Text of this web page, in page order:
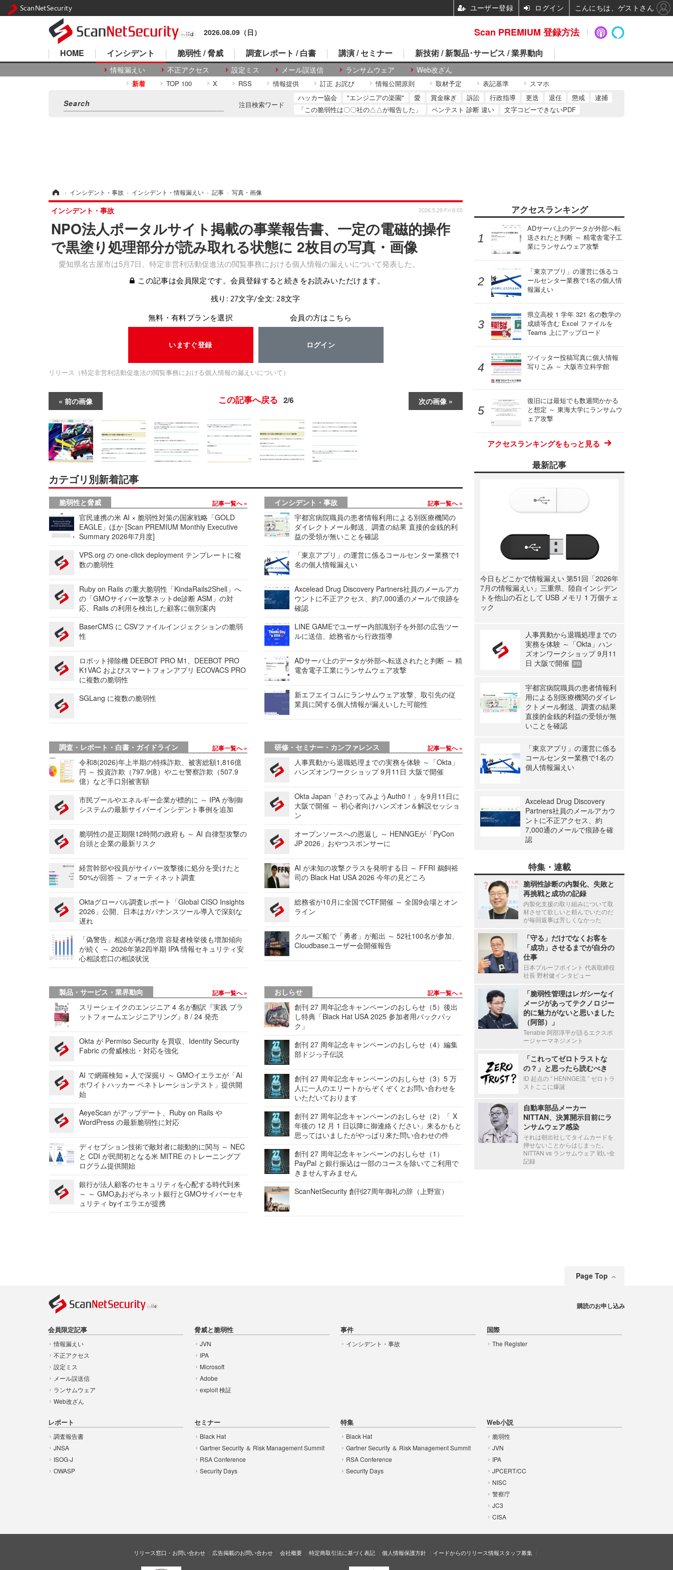
2026.08.09（日）
HOME インシデント
情報漏えい 不正アクセス 設定ミス メール誤送信 ランサムウェア Web改ざん
脆弱性 / 脅威 調査レポート / 白書 講演 / セミナー 新技術 / 新製品･サービス / 業界動向
新着 TOP 100 X RSS 情報提供 訂正 お詫び 情報公開原則 取材予定 表記基準 スマホ
注目検索ワード
ハッカー協会 "エンジニアの楽園" 愛 賞金稼ぎ 訴訟 行政指導 更迭 退任 懲戒
逮捕
「この脆弱性は〇〇社の△△が報告した」
ペンテスト 診断 違い 文字コピーできないPDF
› インシデント・事故 › インシデント・情報漏えい › 記事 › 写真・画像
NPO法人ポータルサイト掲載の事業報告書、一定の電磁的操作
で黒塗り処理部分が読み取れる状態に 2枚目の写真・画像
愛知県名古屋市は5月7日、特定非営利活動促進法の閲覧事務における個人情報の漏えいについて発表した。
インシデント・事故 2026.5.29 Fri 8:05
この記事は会員限定です。会員登録すると続きをお読みいただけます。
残り: 27文字/全文: 28文字
無料・有料プランを選択
いますぐ登録
会員の方はこちら
ログイン
リリース（特定非営利活動促進法の閲覧事務における個人情報の漏えいについて）
前の画像 次の画像
この記事へ戻る 2/6
カテゴリ別新着記事
脆弱性と脅威 記事一覧へ
官民連携の米 AI × 脆弱性対策の国家戦略「GOLD
EAGLE」ほか [Scan PREMIUM Monthly Executive
Summary 2026年7月度]
VPS.org の one-click deployment テンプレートに複
数の脆弱性
Ruby on Rails の重大脆弱性「KindaRails2Shell」へ
の「GMOサイバー攻撃ネットde診断 ASM」の対
応、Rails の利用を検出した顧客に個別案内
BaserCMS に CSVファイルインジェクションの脆弱
性
ロボット掃除機 DEEBOT PRO M1、DEEBOT PRO
K1VAC およびスマートフォンアプリ ECOVACS PRO
に複数の脆弱性
SGLang に複数の脆弱性
インシデント・事故 記事一覧へ
宇都宮病院職員の患者情報利用による別医療機関の
ダイレクトメール郵送、調査の結果 直接的金銭的利
益の受領が無いことを確認
「東京アプリ」の運営に係るコールセンター業務で1
名の個人情報漏えい
Axcelead Drug Discovery Partners社員のメールアカ
ウントに不正アクセス、約7,000通のメールで痕跡を
確認
LINE GAMEでユーザー内部識別子を外部の広告ツー
ルに送信、総務省から行政指導
ADサーバ上のデータが外部へ転送されたと判断 ～ 精
電舎電子工業にランサムウェア攻撃
新エフエイコムにランサムウェア攻撃、取引先の従
業員に関する個人情報が漏えいした可能性
調査・レポート・白書・ガイドライン 記事一覧へ
令和8(2026)年上半期の特殊詐欺、被害総額1,816億
円 ～ 投資詐欺（797.9億）やニセ警察詐欺（507.9
億）など手口別被害額
市民プールやエネルギー企業が標的に ～ IPA が制御
システムの最新サイバーインシデント事例を追加
脆弱性の是正期限12時間の政府も ～ AI 自律型攻撃の
台頭と企業の最新リスク
経営幹部や役員がサイバー攻撃後に処分を受けたと
50%が回答 ～ フォーティネット調査
Oktaグローバル調査レポート「Global CISO Insights
2026」公開、日本はガバナンスツール導入で深刻な
遅れ
「偽警告」相談が再び急増 容疑者検挙後も増加傾向
が続く ～ 2026年第2四半期 IPA 情報セキュリティ安
心相談窓口の相談状況
研修・セミナー・カンファレンス 記事一覧へ
人事異動から退職処理までの実務を体験 ～「Okta」
ハンズオンワークショップ 9月11日 大阪で開催
Okta Japan「さわってみようAuth0！」を9月11日に
大阪で開催 ～ 初心者向けハンズオン＆解説セッショ
ン
オープンソースへの恩返し ～ HENNGEが「PyCon
JP 2026」おやつスポンサーに
AI が未知の攻撃クラスを発明する日 ～ FFRI 鵜飼裕
司の Black Hat USA 2026 今年の見どころ
総務省が10月に全国でCTF開催 ～ 全国9会場とオン
ライン
クルーズ船で「勇者」が船出 ～ 52社100名が参加、
Cloudbaseユーザー会開催報告
製品・サービス・業界動向 記事一覧へ
スリーシェイクのエンジニア 4 名が翻訳『実践 プラ
ットフォームエンジニアリング』8 / 24 発売
Okta が Permiso Security を買収、Identity Security
Fabric の脅威検出・対応を強化
AI で網羅検知 × 人で深掘り ～ GMOイエラエが「AI
ホワイトハッカー ペネトレーションテスト」提供開
始
AeyeScan がアップデート、Ruby on Rails や
WordPress の最新脆弱性に対応
ディセプション技術で敵対者に能動的に関与 ～ NEC
と CDI が民間初となる米 MITRE のトレーニングプ
ログラム提供開始
銀行が法人顧客のセキュリティを心配する時代到来
～ ～ GMOあおぞらネット銀行とGMOサイバーセキ
ュリティ byイエラエが提携
おしらせ 記事一覧へ
創刊 27 周年記念キャンペーンのおしらせ（5）後出
し特典「Black Hat USA 2025 参加者用バックパッ
ク」
創刊 27 周年記念キャンペーンのおしらせ（4）編集
部ドジっ子伝説
創刊 27 周年記念キャンペーンのおしらせ（3）5 万
人に一人のエリートからぞくぞくとお問い合わせを
いただいております
創刊 27 周年記念キャンペーンのおしらせ（2）「 X
年後の 12 月 1 日以降に御連絡ください」来るかもと
思ってはいましたがやっぱり来た問い合わせの件
創刊 27 周年記念キャンペーンのおしらせ（1）
PayPal と銀行振込は一部のコースを除いてご利用で
きませんすみません
ScanNetSecurity 創刊27周年御礼の辞（上野宣）
アクセスランキング
ADサーバ上のデータが外部へ転
送されたと判断 ～ 精電舎電子工
業にランサムウェア攻撃
「東京アプリ」の運営に係るコ
ールセンター業務で1名の個人情
報漏えい
県立高校 1 学年 321 名の数学の
成績等含む Excel ファイルを
Teams 上にアップロード
ツイッター投稿写真に個人情報
写りこみ ～ 大阪市立科学館
復旧には最短でも数週間かかる
と想定 ～ 東海大学にランサムウ
ェア攻撃
アクセスランキングをもっと見る
最新記事
今日もどこかで情報漏えい 第51回「2026年
7月の情報漏えい」三重県、陸自インシデン
トを他山の石として USB メモリ 1 万個チェ
ック
人事異動から退職処理までの
実務を体験 ～「Okta」ハン
ズオンワークショップ 9月11
日 大阪で開催
PR
宇都宮病院職員の患者情報利
用による別医療機関のダイレ
クトメール郵送、調査の結果
直接的金銭的利益の受領が無
いことを確認
「東京アプリ」の運営に係る
コールセンター業務で1名の
個人情報漏えい
Axcelead Drug Discovery
Partners社員のメールアカウ
ントに不正アクセス、約
7,000通のメールで痕跡を確
認
特集・連載
脆弱性診断の内製化、失敗と
再挑戦と成功の記録
内製化支援の取り組みについて取
材させて欲しいと頼んでいたのだ
が毎回返事は芳しくなかった
「守る」だけでなくお客を
「成功」させるまでが自分の
仕事
日本プルーフポイント 代表取締役
社長 野村健インタビュー
「脆弱性管理はレガシーなイ
メージがあってテクノロジー
的に魅力がないと思いました
（阿部）」
Tenable 阿部淳平が語るエクスポ
ージャーマネジメント
「これってゼロトラストな
の？」と思ったら読むべき
ID 起点の “ HENNGE流 ” ゼロトラ
ストここに爆誕
自動車部品メーカー
NITTAN、決算開示目前にラ
ンサムウェア感染
それは朝出社してタイムカードを
押せないことからはじまった。
NITTAN vs ランサムウェア 戦い全
記録
Page Top
会員限定記事
情報漏えい
不正アクセス
設定ミス
メール誤送信
ランサムウェア
Web改ざん
脅威と脆弱性
JVN
IPA
Microsoft
Adobe
exploit 検証
事件
インシデント・事故
国際
The Register
レポート
調査報告書
JNSA
ISOG-J
OWASP
セミナー
Black Hat
Gartner Security ＆ Risk Management Summit
RSA Conference
Security Days
特集
Black Hat
Gartner Security ＆ Risk Management Summit
RSA Conference
Security Days
Web小説
脆弱性
JVN
IPA
JPCERT/CC
NISC
警察庁
JC3
CISA
購読のお申し込み
リリース窓口・お問い合わせ 広告掲載のお問い合わせ 会社概要 特定商取引法に基づく表記 個人情報保護方針 イードからのリリース情報スタッフ募集
Scan PREMIUM 登録方法
ScanNetSecurity ユーザー登録 ログイン こんにちは、ゲストさん